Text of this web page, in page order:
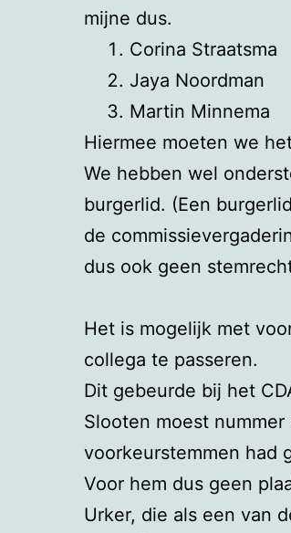
mijne dus.
Corina Straatsma
Jaya Noordman
Martin Minnema
Hiermee moeten we
We hebben wel
burgerlid. (Een
de
dus ook geen
Het is mogelijk met
collega te passeren.
Dit gebeurde bij het
Slooten moest
voorkeurstemmen had
Voor hem dus geen
Urker, die als een van